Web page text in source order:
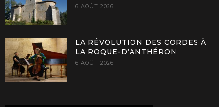
6 AOÛT 2026
LA RÉVOLUTION DES CORDES À
LA ROQUE-D’ANTHÉRON
6 AOÛT 2026